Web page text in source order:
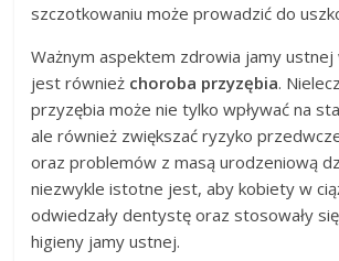
szczotkowaniu może prowadzić do
Ważnym aspektem zdrowia jamy ustnej
jest również choroba przyzębia.
przyzębia może nie tylko wpływać na
ale również zwiększać ryzyko
oraz problemów z masą urodzeniową
niezwykle istotne jest, aby kobiety w
odwiedzały dentystę oraz stosowały
higieny jamy ustnej.